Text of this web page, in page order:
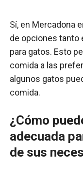
Sí, en Mercadona
de opciones tanto
para gatos. Esto
comida a las
algunos gatos
comida.
¿Cómo
adecuada
de sus